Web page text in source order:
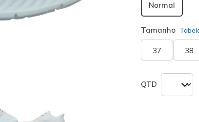
Normal
Tamanho
37 38
QTD